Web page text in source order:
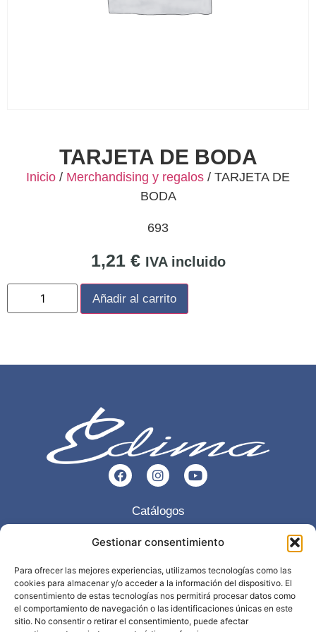
Gestionar consentimiento
Para ofrecer las mejores experiencias, utilizamos tecnologías como las
cookies para almacenar y/o acceder a la información del dispositivo. El
consentimiento de estas tecnologías nos permitirá procesar datos como
el comportamiento de navegación o las identificaciones únicas en este
sitio. No consentir o retirar el consentimiento, puede afectar
TARJETA DE BODA
Inicio / Merchandising y regalos / TARJETA DE
BODA
693
1,21 € IVA incluido
Añadir al carrito
Catálogos
Servicios
Trabajos realizados
Contacto